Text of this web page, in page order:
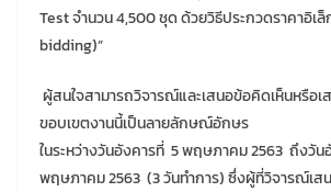
Test จำนวน 4,500 ชุด ด้วยวิธีประกวดราคาอิเ
bidding)”
ผู้สนใจสามารถวิจารณ์และเสนอข้อคิดเห็นหรือเ
ขอบเขตงานนี้เป็นลายลักษณ์อักษร
ในระหว่างวันอังคารที่ 5 พฤษภาคม 2563 ถึงวัน
พฤษภาคม 2563 (3 วันทำการ) ซึ่งผู้ที่วิจารณ์เส